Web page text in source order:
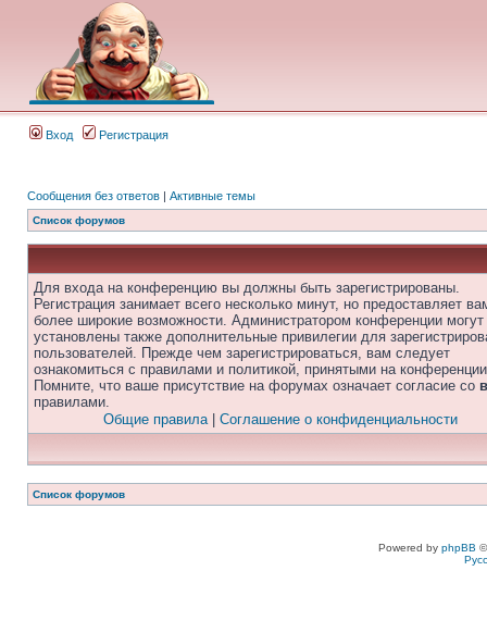
Вход Регистрация
Сообщения без ответов | Активные темы
Список форумов
Для входа на конференцию вы должны быть зарегистрированы.
Регистрация занимает всего несколько минут, но предоставляет
более широкие возможности. Администратором конференции
установлены также дополнительные привилегии для
пользователей. Прежде чем зарегистрироваться, вам следует
ознакомиться с правилами и политикой, принятыми на
Помните, что ваше присутствие на форумах означает согласие со
правилами.
Общие правила| Соглашение о конфиденциальности
Список форумов
Powered by phpBB